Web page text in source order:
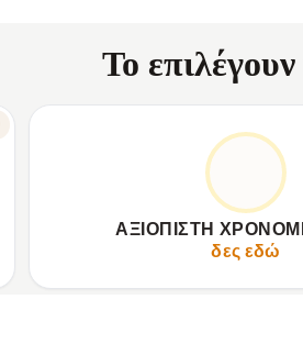
Το επιλέγουν
ΑΞΙΌΠΙΣΤΗ
δες εδώ
ΠΆΝΤΑ ΣΤΗΝ ΏΡΑ
Εγγυημένη
Συνδυασμός
Σταθερή, απροβλημάτιστη